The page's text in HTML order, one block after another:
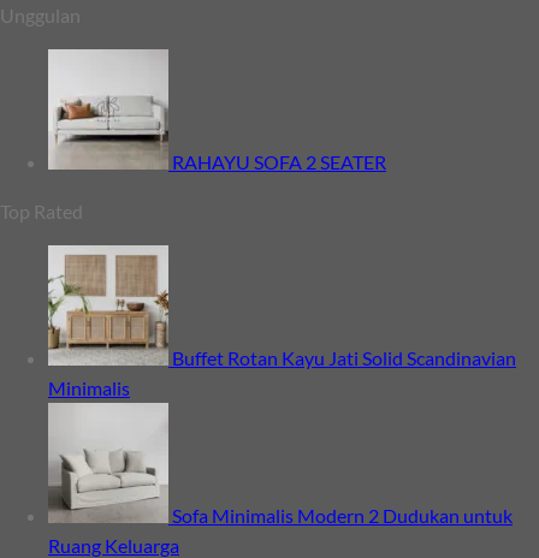
Unggulan
RAHAYU SOFA 2 SEATER
Top Rated
Buffet Rotan Kayu Jati Solid Scandinavian
Minimalis
Sofa Minimalis Modern 2 Dudukan untuk
Ruang Keluarga